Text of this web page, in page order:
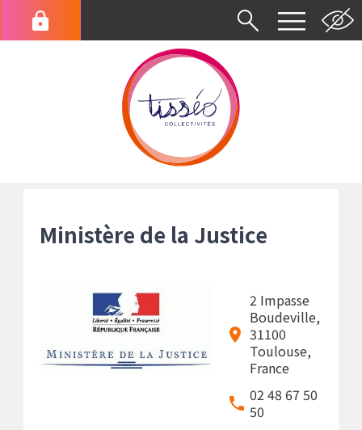
contenu
Menu
du
d'Ariane
Ministère de la Justice
2 Impasse
Boudeville,
31100
Toulouse,
France
02 48 67 50
50